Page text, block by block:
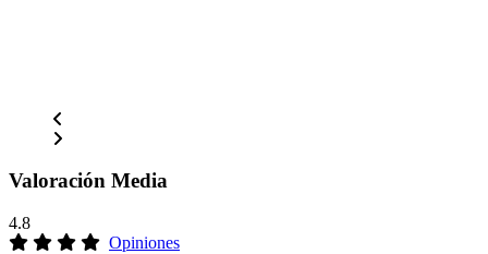
Valoración Media
4.8
Opiniones